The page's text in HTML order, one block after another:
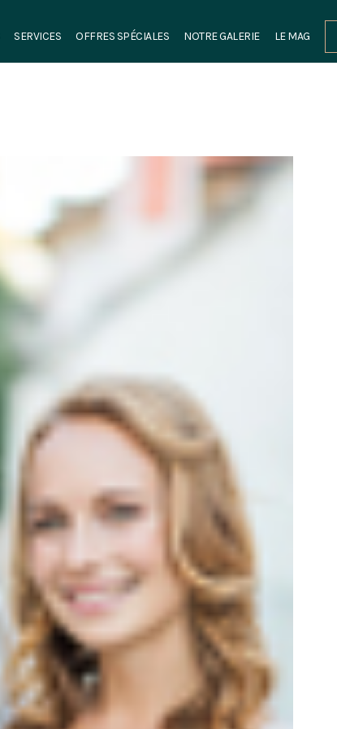
SERVICES OFFRES SPÉCIALES NOTRE GALERIE LE MAG